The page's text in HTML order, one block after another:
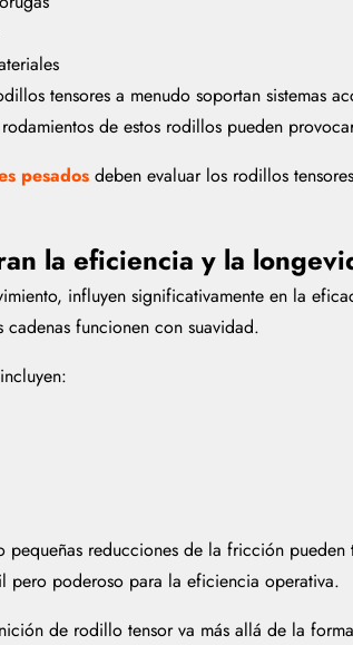
tensores a menudo soportan sistemas
de estos rodillos pueden
pesados deben evaluar los rodillos
la eficiencia y la
influyen significativamente en la
funcionen con suavidad.
pequeñas reducciones de la fricción
pero poderoso para la eficiencia operativa.
de rodillo tensor va más allá de la